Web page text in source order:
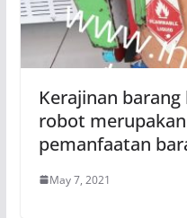
Kerajinan
robot
pemanfaatan
May 7, 2021